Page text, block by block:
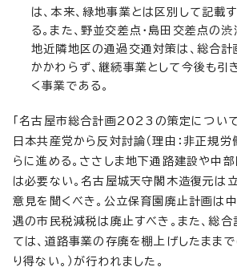
は、本来、緑地事業とは区別して記載
る。また、野並交差点・島田交差点の
地近隣地区の通過交通対策は、総合
かかわらず、継続事業として今後も引
く事業である。
「名古屋市総合計画2023の策定について
日本共産党から反対討論（理由：非正規
らに進める。ささしま地下通路建設や中
は必要ない。名古屋城天守閣木造復元は
意見を聞くべき。公立保育園廃止計画は
遇の市民税減税は廃止すべき。また、総
ては、道路事業の存廃を棚上げしたまま
り得ない。）が行われました。